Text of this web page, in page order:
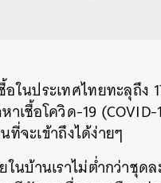
ในประเทศไทยทะลุถึ
เชื้อโควิด-19
จะเข้าถึงได้ง่ายๆ
ในบ้านเราไม่ต่ำกว่าชุ